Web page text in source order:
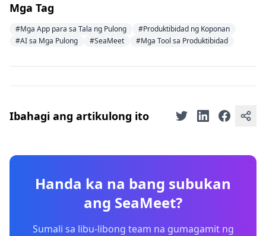
Mga Tag
#Mga App para sa Tala ng Pulong
#Produktibidad ng Koponan
#AI sa Mga Pulong
#SeaMeet #Mga Tool sa Produktibidad
Ibahagi ang artikulong ito
Handa ka na bang subukan
ang SeaMeet?
Sumali sa libu-libong team na gumagamit ng